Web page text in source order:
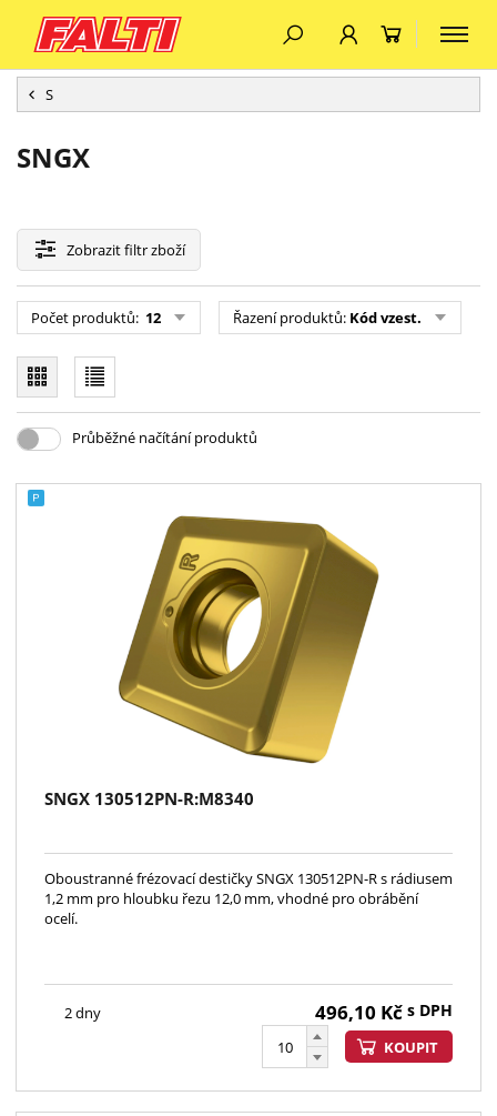
S
SNGX
Zobrazitfiltr zboží
Počet produktů: 12 Řazení produktů: Kód vzest.
Průběžné načítání produktů
SNGX 130512PN-R:M8340
Oboustranné frézovací destičky SNGX 130512PN-R s rádiusem
1,2 mm pro hloubku řezu 12,0 mm, vhodné pro obrábění
ocelí.
2 dny 496,10 Kč s DPH
KOUPIT